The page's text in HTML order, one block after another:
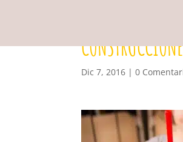
Dic 7, 2016 |0